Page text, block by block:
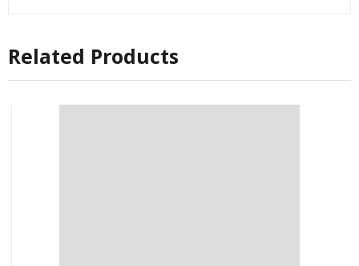
Related Products